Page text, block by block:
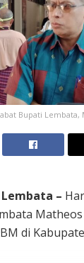
Bupati Lembata,
–
di